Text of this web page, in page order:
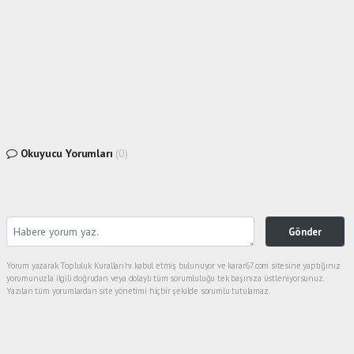
Okuyucu Yorumları (0)
Gönder
Yorum yazarak Topluluk Kuralları’nı kabul etmiş bulunuyor ve karar67.com sitesine yaptığınız
yorumunuzla ilgili doğrudan veya dolaylı tüm sorumluluğu tek başınıza üstleniyorsunuz.
Yazılan tüm yorumlardan site yönetimi hiçbir şekilde sorumlu tutulamaz.